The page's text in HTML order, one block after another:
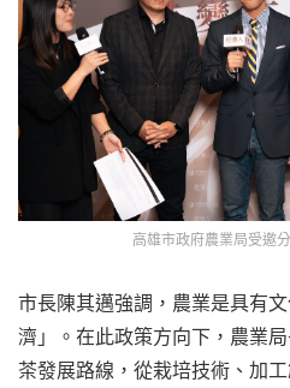
高雄市政府農業局受邀
市長陳其邁強調，農業是具有
濟」。在此政策方向下，農業
茶發展路線，從栽培技術、加